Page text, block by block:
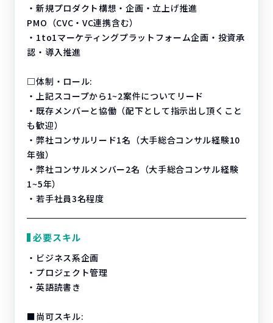
・新規プロダクト構想・企画・立上げ推進
PMO（CVC・VC連携含む）
・1to1マーケティングプラットフォーム企画・投資承
認・導入推進
□体制・ロール:
・上記スコープから1~2案件についてリード
・既存メンバーと協働（配下として指示出し頂くこと
も歓迎）
・弊社コンサルリード1名（大手総合コンサル経験10
年強）
・弊社コンサルメンバー2名（大手総合コンサル経験
1~5年）
・若手社員3名程度
必要スキル
・ビジネス系企画
・プロジェクト管理
・英語読書き
■尚可スキル: